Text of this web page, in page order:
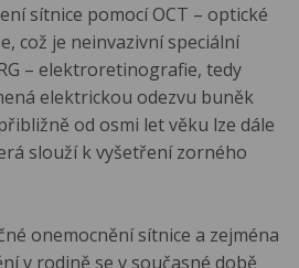
sítnice pomocí OCT – optické
což je neinvazivní speciální
– elektroretinografie, tedy
elektrickou odezvu buněk
od osmi let věku lze dále
slouží k vyšetření zorného
onemocnění sítnice a zejména
v rodině se v současné době